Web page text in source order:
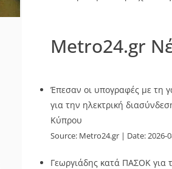
Metro24.gr
Έπεσαν οι υπογραφές με τη
για την ηλεκτρική
Κύπρου
Source: Metro24.gr Date: 2026-
Γεωργιάδης κατά ΠΑΣΟΚ για